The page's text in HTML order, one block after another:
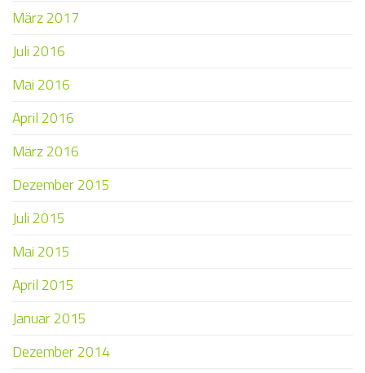
März 2017
Juli 2016
Mai 2016
April 2016
März 2016
Dezember 2015
Juli 2015
Mai 2015
April 2015
Januar 2015
Dezember 2014